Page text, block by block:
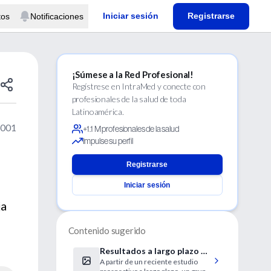
Notificaciones Iniciar sesión Registrarse
¡Súmese a la Red Profesional!
Regístrese en IntraMed y conecte con
profesionales de la salud de toda
Latinoamérica.
+1.1 M profesionales de la salud
Impulse su perfil
Registrarse
Iniciar sesión
Contenido sugerido
Resultados a largo plazo en
el tratamiento de fracturas
A partir de un reciente estudio